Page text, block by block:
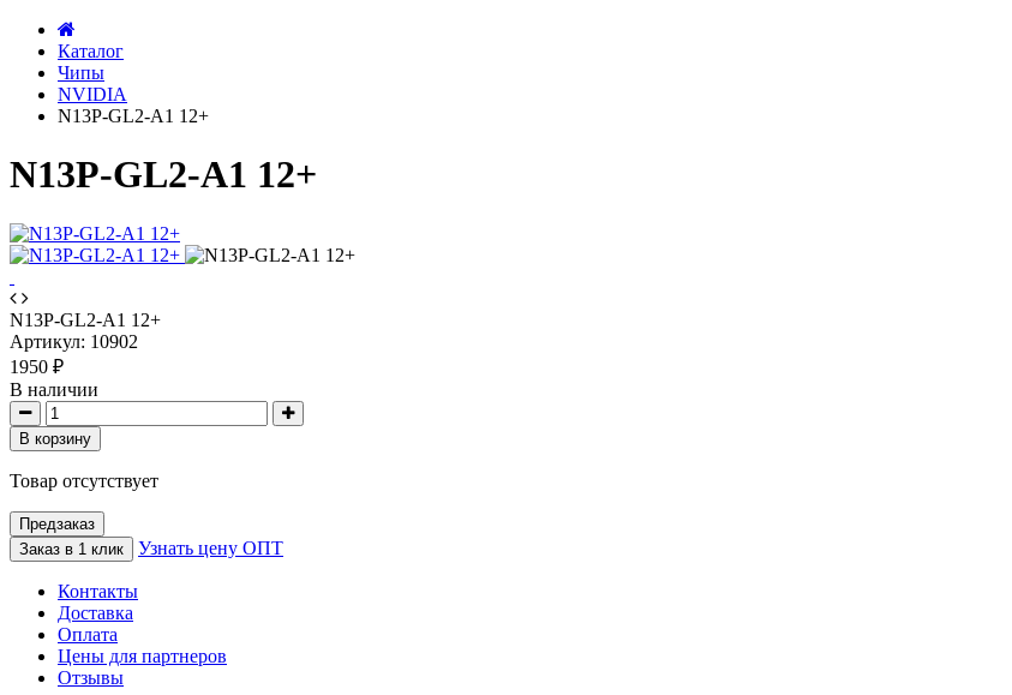
Каталог
Чипы
NVIDIA
N13P-GL2-A1 12+
N13P-GL2-A1 12+
N13P-GL2-A1 12+
Артикул: 10902
1950 ₽
В наличии
В корзину
Товар отсутствует
Предзаказ
Заказ в 1 клик
Узнать цену ОПТ
Контакты
Доставка
Оплата
Цены для партнеров
Отзывы